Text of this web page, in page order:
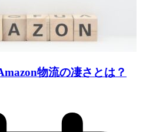
物流の凄さとは？